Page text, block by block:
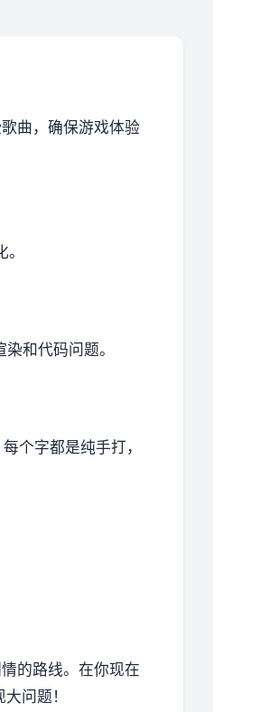
曲，确保游戏体验
和代码问题。
个字都是纯手打，
的路线。在你现在
问题！